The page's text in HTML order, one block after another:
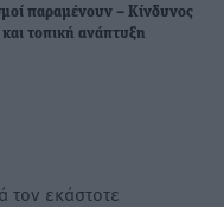
παραμένουν – Κίνδυνος
και τοπική ανάπτυξη
τον εκάστοτε